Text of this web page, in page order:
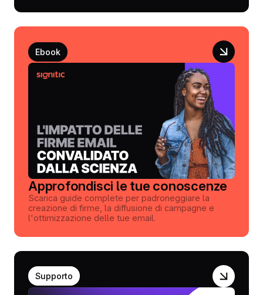
Ebook
Approfondisci le tue conoscenze
Scarica guide complete per padroneggiare la
creazione di firme, la diffusione di campagne e
l'ottimizzazione delle tue email.
Supporto